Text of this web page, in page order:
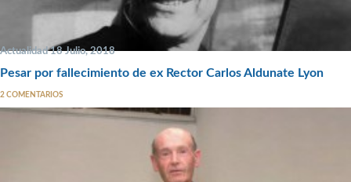
Actualidad 18 Julio, 2018
Pesar por fallecimiento de ex Rector Carlos Aldunate Lyon
2 COMENTARIOS